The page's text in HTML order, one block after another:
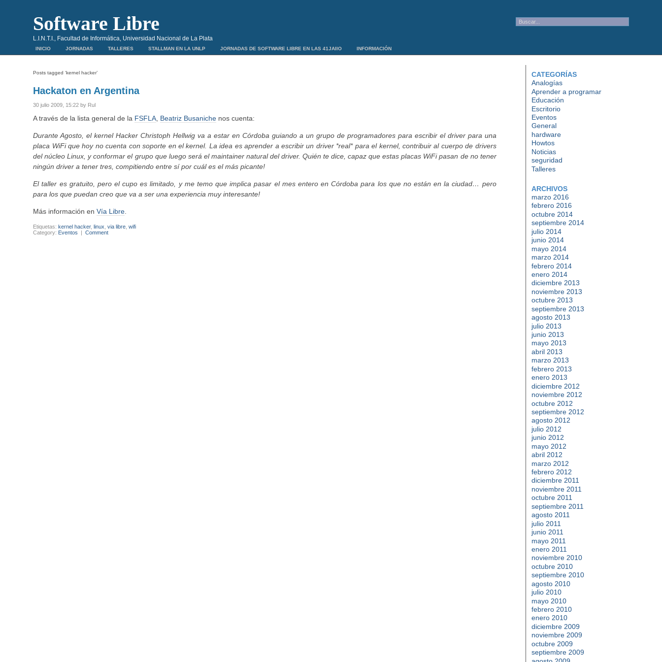
Software Libre
L.I.N.T.I., Facultad de Informática, Universidad Nacional de La Plata
INICIO JORNADAS TALLERES STALLMAN EN LA UNLP JORNADAS DE SOFTWARE LIBRE EN LAS 41JAIIO INFORMACIÓN
Posts tagged ‘kernel hacker’
Hackaton en Argentina
30 julio 2009, 15:22 by Rul
A través de la lista general de la FSFLA Beatriz Busaniche nos cuenta:
Durante Agosto, el kernel Hacker Christoph Hellwig va a estar en Córdoba guiando a un grupo de programadores para escribir el driver para una
placa WiFi que hoy no cuenta con soporte en el kernel. La idea es aprender a escribir un driver *real* para el kernel, contribuir al cuerpo de drivers
del núcleo Linux, y conformar el grupo que luego será el maintainer natural del driver. Quién te dice, capaz que estas placas WiFi pasan de no tener
ningún driver a tener tres, compitiendo entre sí por cuál es el más picante!
El taller es gratuito, pero el cupo es limitado, y me temo que implica pasar el mes entero en Córdoba para los que no están en la ciudad… pero
para los que puedan creo que va a ser una experiencia muy interesante!
Más información enVía Libre
Etiquetas:kernel hacker,linux ,via libre ,wifi
Category: Eventos |Comment
CATEGORÍAS
Analogías
Aprender a programar
Educación
Escritorio
Eventos
General
hardware
Howtos
Noticias
seguridad
Talleres
ARCHIVOS
marzo 2016
febrero 2016
octubre 2014
septiembre 2014
julio 2014
junio 2014
mayo 2014
marzo 2014
febrero 2014
enero 2014
diciembre 2013
noviembre 2013
octubre 2013
septiembre 2013
agosto 2013
julio 2013
junio 2013
mayo 2013
abril 2013
marzo 2013
febrero 2013
enero 2013
diciembre 2012
noviembre 2012
octubre 2012
septiembre 2012
agosto 2012
julio 2012
junio 2012
mayo 2012
abril 2012
marzo 2012
febrero 2012
diciembre 2011
noviembre 2011
octubre 2011
septiembre 2011
agosto 2011
julio 2011
junio 2011
mayo 2011
enero 2011
noviembre 2010
octubre 2010
septiembre 2010
agosto 2010
julio 2010
mayo 2010
febrero 2010
enero 2010
diciembre 2009
noviembre 2009
octubre 2009
septiembre 2009